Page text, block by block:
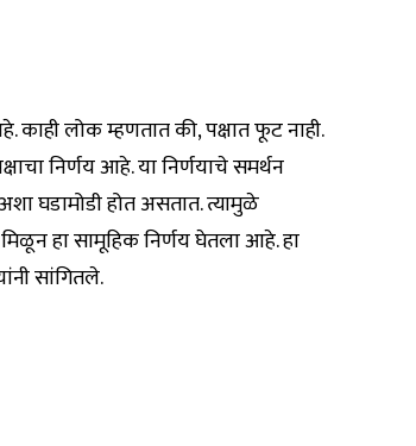
काही लोक म्हणतात की, पक्षात फूट नाही.
निर्णय आहे. या निर्णयाचे समर्थन
घडामोडी होत असतात. त्यामुळे
हा सामूहिक निर्णय घेतला आहे. हा
सांगितले.